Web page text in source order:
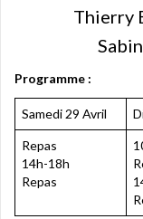
Thierry
Programme :
Samedi 29 Avril
Repas
14h-18h
Repas